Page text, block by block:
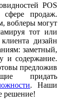
POS
сфере продаж.
воблеры могут
тот или
дизайн
заметный,
и содержание.
предложив
придать
. Наши
решение!